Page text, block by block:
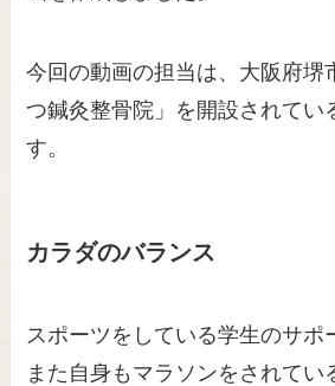
今回の動画の担当は、大阪府堺
つ鍼灸整骨院」を開設されてい
す。
カラダのバランス
スポーツをしている学生のサポ
また自身もマラソンをされてい